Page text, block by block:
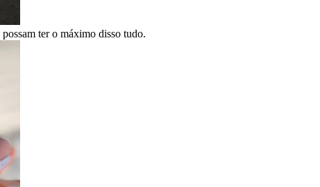
ter o máximo disso tudo.